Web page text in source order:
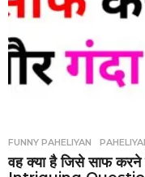
FUNNY PAHELIYAN ,
वह क्या है जिसे साफ करने